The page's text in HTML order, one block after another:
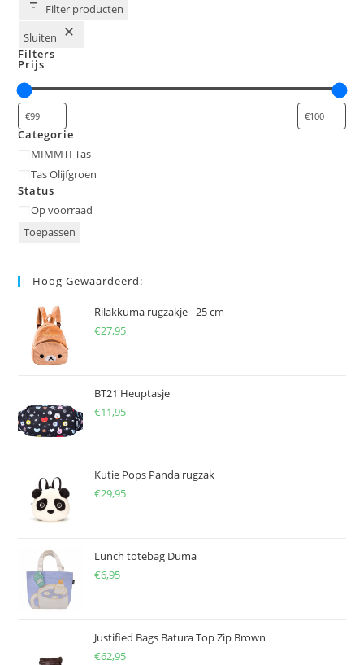
Filter producten
Sluiten
Filters
Prijs
Categorie
Categorie
MIMMTI Tas
Tas Olijfgroen
Status
Status
Op voorraad
Toepassen
Hoog Gewaardeerd:
Rilakkuma rugzakje - 25 cm
€27,95
BT21 Heuptasje
€11,95
Kutie Pops Panda rugzak
€29,95
Lunch totebag Duma
€6,95
Justified Bags Batura Top Zip Brown
€62,95